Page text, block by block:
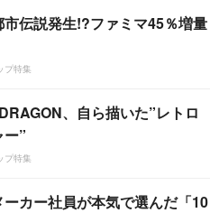
市伝説発生!?ファミマ45％増量
プ特集
、自ら描いた”レトロ
”
プ特集
カー社員が本気で選んだ「10